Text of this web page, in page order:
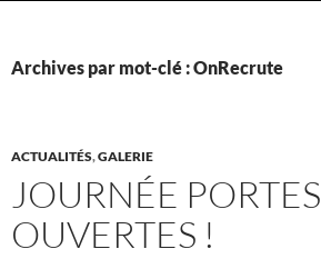
Archives par mot-clé : OnRecrute
ACTUALITÉS,GALERIE
JOURNÉE PORTES
OUVERTES !